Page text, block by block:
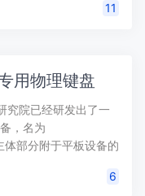
11
用物理键盘
究院已经研发出了一
，名为
部分附于平板设备的
6